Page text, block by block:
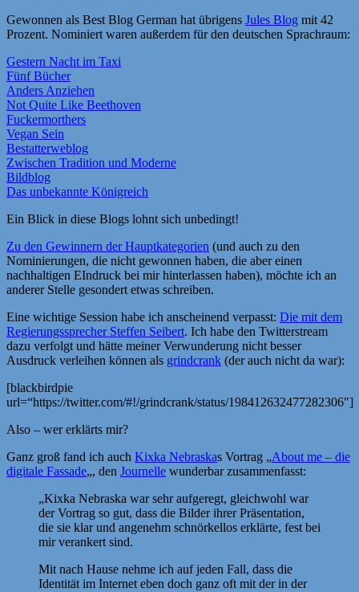
Gewonnen als Best Blog German hat übrigens Jules Blog mit 42
Prozent. Nominiert waren außerdem für den deutschen Sprachraum:
Gestern Nacht im Taxi
Fünf Bücher
Anders Anziehen
Not Quite Like Beethoven
Fuckermorthers
Vegan Sein
Bestatterweblog
Zwischen Tradition und Moderne
Bildblog
Das unbekannte Königreich
Ein Blick in diese Blogs lohnt sich unbedingt!
Zu den Gewinnern der Hauptkategorien (und auch zu den
Nominierungen, die nicht gewonnen haben, die aber einen
nachhaltigen EIndruck bei mir hinterlassen haben), möchte ich an
anderer Stelle gesondert etwas schreiben.
Eine wichtige Session habe ich anscheinend verpasst: Die mit dem
Regierungssprecher Steffen Seibert. Ich habe den Twitterstream
dazu verfolgt und hätte meiner Verwunderung nicht besser
Ausdruck verleihen können als grindcrank (der auch nicht da war):
[blackbirdpie
url=“https://twitter.com/#!/grindcrank/status/198412632477282306″]
Also – wer erklärts mir?
Ganz groß fand ich auch Kixka Nebraskas Vortrag „About me – die
digitale Fassade„, den Journelle wunderbar zusammenfasst:
„Kixka Nebraska war sehr aufgeregt, gleichwohl war
der Vortrag so gut, dass die Bilder ihrer Präsentation,
die sie klar und angenehm schnörkellos erklärte, fest bei
mir verankert sind.
Mit nach Hause nehme ich auf jeden Fall, dass die
Identität im Internet eben doch ganz oft mit der in der